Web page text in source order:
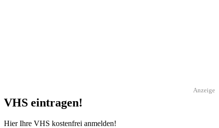
Anzeige
VHS eintragen!
Hier Ihre VHS kostenfrei anmelden!